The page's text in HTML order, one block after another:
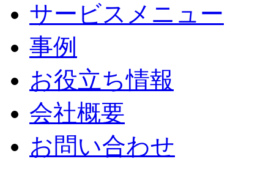
サービスメニュー
事例
お役立ち情報
会社概要
お問い合わせ